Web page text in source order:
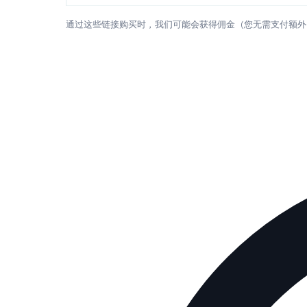
通过这些链接购买时，我们可能会获得佣金（您无需支付额